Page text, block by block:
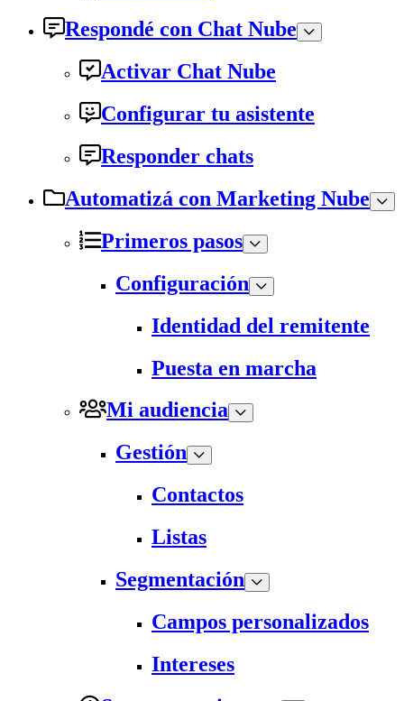
Respondé con Chat Nube
Activar Chat Nube
Configurar tu asistente
Responder chats
Automatizá con Marketing Nube
Primeros pasos
Configuración
Identidad del remitente
Puesta en marcha
Mi audiencia
Gestión
Contactos
Listas
Segmentación
Campos personalizados
Intereses